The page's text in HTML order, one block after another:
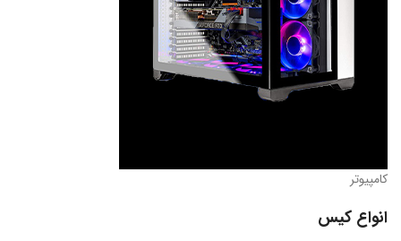
کامپیوتر
انواع کیس